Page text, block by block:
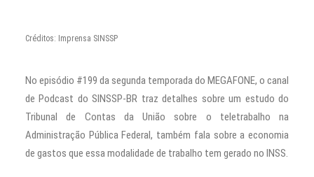
Créditos: Imprensa SINSSP
No episódio #199 da segunda temporada do MEGAFONE, o canal
de Podcast do SINSSP-BR traz detalhes sobre um estudo do
Tribunal de Contas da União sobre o teletrabalho na
Administração Pública Federal, também fala sobre a economia
de gastos que essa modalidade de trabalho tem gerado no INSS.